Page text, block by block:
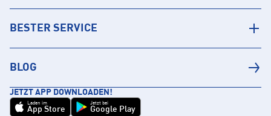
BESTER SERVICE
BLOG
JETZT APP DOWNLOADEN!
Laden im
App Store
Jetzt bei
Google Play